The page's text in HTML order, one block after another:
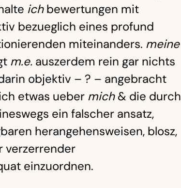
ichbewertungen mit
bezueglich eines profund
miteinanders. meine
m.e. auszerdem rein gar nichts
objektiv – ? – angebracht
etwas ueber mich& die durch
ein falscher ansatz,
herangehensweisen, blosz,
verzerrender
einzuordnen.